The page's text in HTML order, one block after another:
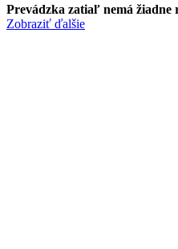
Prevádzka zatiaľ nemá žiadne
Zobraziť ďalšie